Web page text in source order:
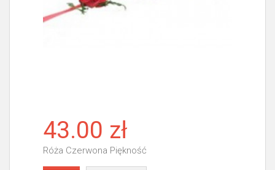
43.00 zł
Róża Czerwona Piękność